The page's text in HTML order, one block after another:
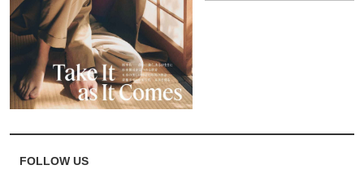
FOLLOW US